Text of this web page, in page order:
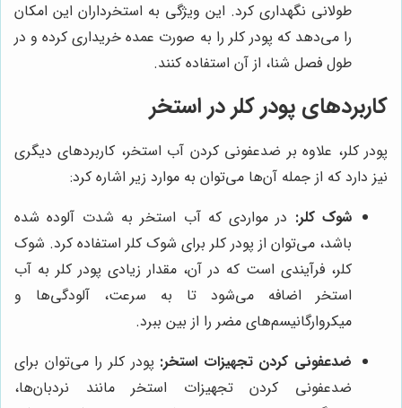
طولانی نگهداری کرد. این ویژگی به استخرداران این امکان
را می‌دهد که پودر کلر را به صورت عمده خریداری کرده و در
طول فصل شنا، از آن استفاده کنند.
کاربردهای پودر کلر در استخر
پودر کلر، علاوه بر ضدعفونی کردن آب استخر، کاربردهای دیگری
نیز دارد که از جمله آن‌ها می‌توان به موارد زیر اشاره کرد:
شوک کلر: در مواردی که آب استخر به شدت آلوده شده
باشد، می‌توان از پودر کلر برای شوک کلر استفاده کرد. شوک
کلر، فرآیندی است که در آن، مقدار زیادی پودر کلر به آب
استخر اضافه می‌شود تا به سرعت، آلودگی‌ها و
میکروارگانیسم‌های مضر را از بین ببرد.
ضدعفونی کردن تجهیزات استخر: پودر کلر را می‌توان برای
ضدعفونی کردن تجهیزات استخر مانند نردبان‌ها،